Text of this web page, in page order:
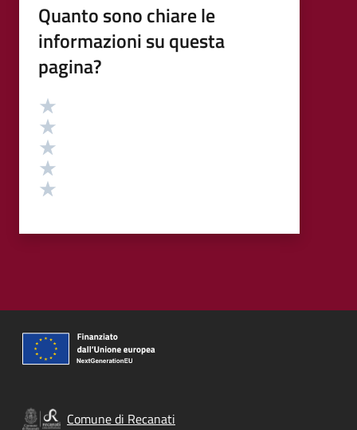
Quanto sono chiare le
informazioni su questa
pagina?
Valutazione
Comune di Recanati